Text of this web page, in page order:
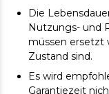
Die
Nutzungs- und
müssen ersetzt
Zustand sind.
Es wird
Garantiezeit